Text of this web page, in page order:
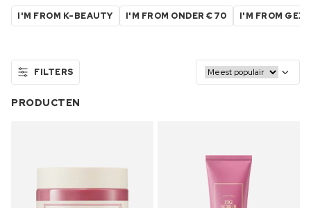
I'M FROM K-BEAUTY I'M FROM ONDER €70 I'M FROM
FILTERS
PRODUCTEN